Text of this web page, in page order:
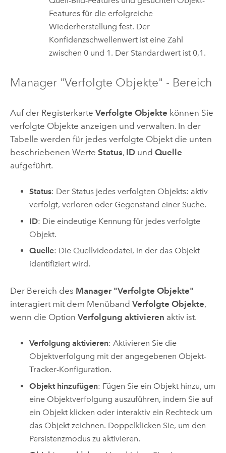
Features für die erfolgreiche
Wiederherstellung fest. Der
Konfidenzschwellenwert ist eine Zahl
zwischen 0 und 1. Der Standardwert ist 0,1.
Manager "Verfolgte Objekte" - Bereich
Auf der Registerkarte Verfolgte Objekte können Sie
verfolgte Objekte anzeigen und verwalten. In der
Tabelle werden für jedes verfolgte Objekt die unten
beschriebenen Werte Status, IDund Quelle
aufgeführt.
Status: Der Status jedes verfolgten Objekts: aktiv
verfolgt, verloren oder Gegenstand einer Suche.
ID: Die eindeutige Kennung für jedes verfolgte
Objekt.
Quelle: Die Quellvideodatei, in der das Objekt
identifiziert wird.
Der Bereich des Manager "Verfolgte Objekte"
interagiert mit dem Menüband Verfolgte Objekte,
wenn die Option Verfolgung aktivieren aktiv ist.
Verfolgung aktivieren: Aktivieren Sie die
Objektverfolgung mit der angegebenen Objekt-
Tracker-Konfiguration.
Objekt hinzufügen: Fügen Sie ein Objekt hinzu, um
eine Objektverfolgung auszuführen, indem Sie auf
ein Objekt klicken oder interaktiv ein Rechteck um
das Objekt zeichnen. Doppelklicken Sie, um den
Persistenzmodus zu aktivieren.